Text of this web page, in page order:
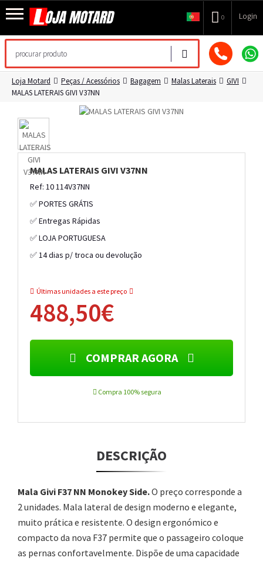
0 Login
Loja Motard Peças / Acessórios Bagagem Malas Laterais
GIVI
MALAS LATERAIS GIVI V37NN
MALAS LATERAIS GIVI V37NN
Ref: 10 114V37NN
✅ PORTES GRÁTIS
✅ Entregas Rápidas
✅ LOJA PORTUGUESA
✅ 14 dias p/ troca ou devolução
Últimas unidades a este preço
488,50€
COMPRAR AGORA
Compra 100% segura
DESCRIÇÃO
Mala Givi F37 NN Monokey Side.O preço corresponde a
2 unidades. Mala lateral de design moderno e elegante,
muito prática e resistente. O design ergonómico e
compacto da nova F37 permite que o passageiro coloque
as pernas confortavelmente. Dispõe de uma capacidade